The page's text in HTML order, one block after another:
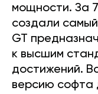
мощности. За
создали
GT
к высшим
достижений.
версию софта